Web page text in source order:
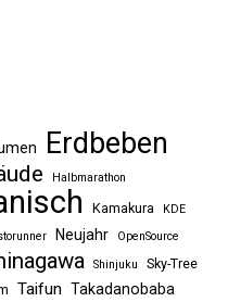
Erdbeben
Halbmarathon
Kamakura KDE
Neujahr
OpenSource
Shinjuku Sky-Tree
Taifun Takadanobaba